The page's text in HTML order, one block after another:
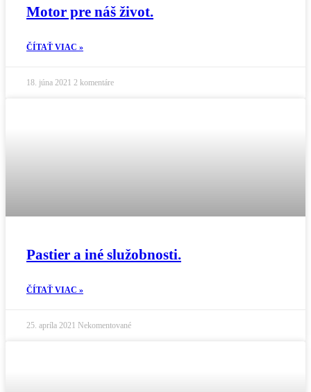
Motor pre náš život.
ČÍTAŤ VIAC »
18. júna 2021 2 komentáre
Pastier a iné služobnosti.
ČÍTAŤ VIAC »
25. apríla 2021 Nekomentované